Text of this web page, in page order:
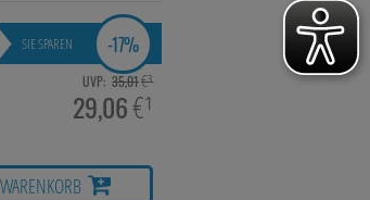
& Bachblüten
UVP: 35,01€³
29,06€¹
SIE SPAREN -17%